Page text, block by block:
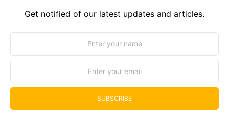
Get notified of our latest updates and articles.
SUBSCRIBE